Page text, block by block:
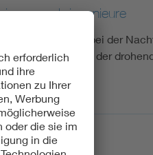
und -ingenieure
Trendwende bei der
warnen vor der